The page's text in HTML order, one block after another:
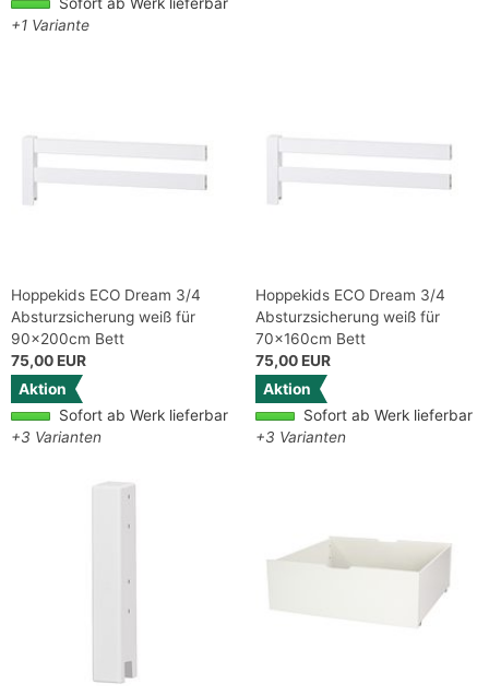
Sofort ab Werk lieferbar
+1 Variante
Hoppekids ECO Dream 3/4
Absturzsicherung weiß für
90x200cm Bett
75,00 EUR
Aktion
Sofort ab Werk lieferbar
+3 Varianten
Hoppekids ECO Dream 3/4
Absturzsicherung weiß für
70x160cm Bett
75,00 EUR
Aktion
Sofort ab Werk lieferbar
+3 Varianten